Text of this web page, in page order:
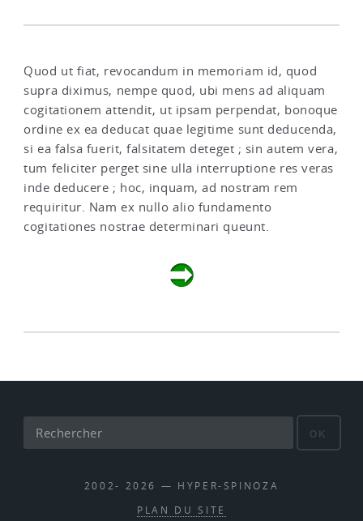
Quod ut fiat, revocandum in memoriam id, quod
supra diximus, nempe quod, ubi mens ad aliquam
cogitationem attendit, ut ipsam perpendat, bonoque
ordine ex ea deducat quae legitime sunt deducenda,
si ea falsa fuerit, falsitatem deteget ; sin autem vera,
tum feliciter perget sine ulla interruptione res veras
inde deducere ; hoc, inquam, ad nostram rem
requiritur. Nam ex nullo alio fundamento
cogitationes nostrae determinari queunt.
OK
2002- 2026 — HYPER-SPINOZA
PLAN DU SITE